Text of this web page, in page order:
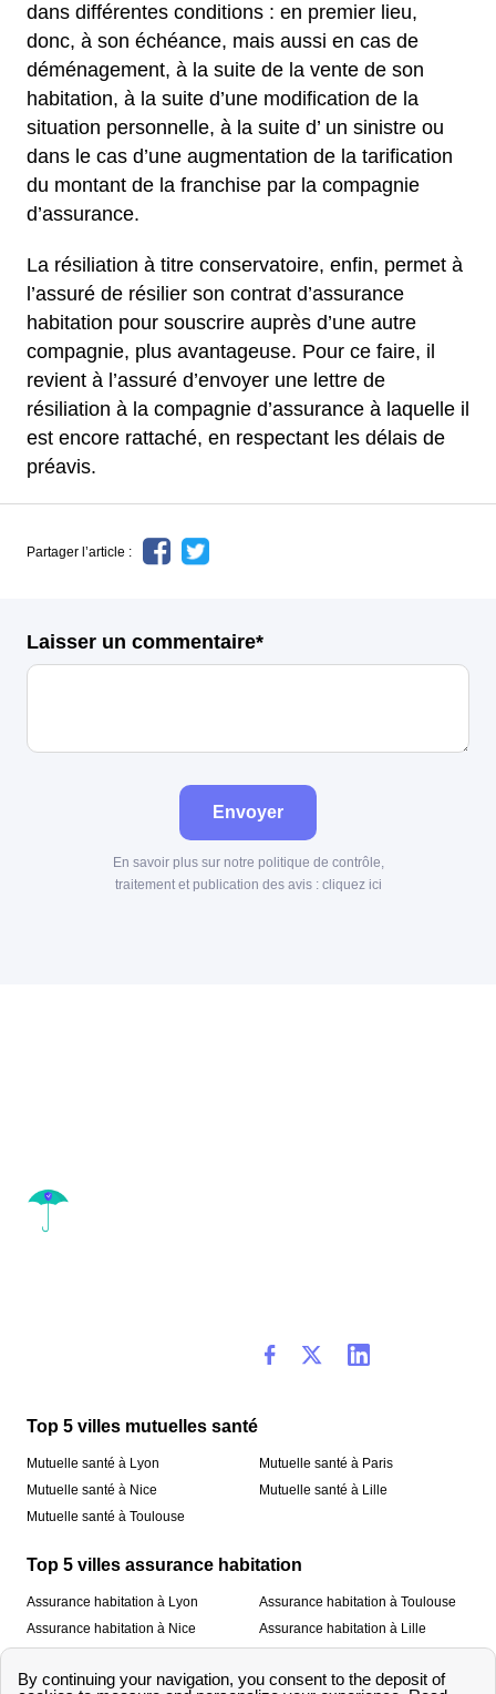
dans différentes conditions : en premier lieu,
donc, à son échéance, mais aussi en cas de
déménagement, à la suite de la vente de son
habitation, à la suite d’une modification de la
situation personnelle, à la suite d’ un sinistre ou
dans le cas d’une augmentation de la tarification
du montant de la franchise par la compagnie
d’assurance.
La résiliation à titre conservatoire, enfin, permet à
l’assuré de résilier son contrat d’assurance
habitation pour souscrire auprès d’une autre
compagnie, plus avantageuse. Pour ce faire, il
revient à l’assuré d’envoyer une lettre de
résiliation à la compagnie d’assurance à laquelle il
est encore rattaché, en respectant les délais de
préavis.
Partager l’article :
Laisser un commentaire*
Envoyer
En savoir plus sur notre politique de contrôle,
traitement et publication des avis : cliquez ici
Top 5 villes mutuelles santé
Mutuelle santé à Lyon
Mutuelle santé à Nice
Mutuelle santé à Toulouse
Mutuelle santé à Paris
Mutuelle santé à Lille
Top 5 villes assurance habitation
Assurance habitation à Lyon
Assurance habitation à Nice
Assurance habitation à Toulouse
Assurance habitation à Lille